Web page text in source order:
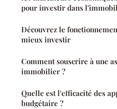
pour investir dans
Découvrez le
mieux investir
Comment souscrire à une
immobilier ?
Quelle est l'efficacité des
budgétaire ?